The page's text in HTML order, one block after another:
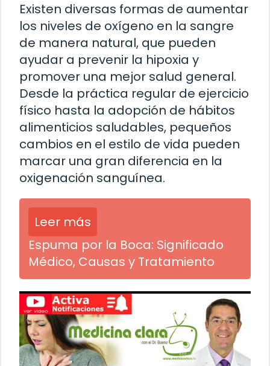
Existen diversas formas de aumentar
los niveles de oxígeno en la sangre
de manera natural, que pueden
ayudar a prevenir la hipoxia y
promover una mejor salud general.
Desde la práctica regular de ejercicio
físico hasta la adopción de hábitos
alimenticios saludables, pequeños
cambios en el estilo de vida pueden
marcar una gran diferencia en la
oxigenación sanguínea.
Leer más
Espuma por la Boca: Significado
Médico, Causas y Tratamiento